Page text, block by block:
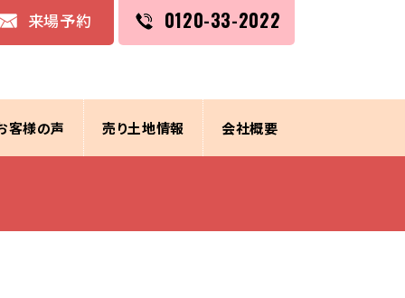
来場予約 0120-33-2022
客様の声 売り土地情報 会社概要